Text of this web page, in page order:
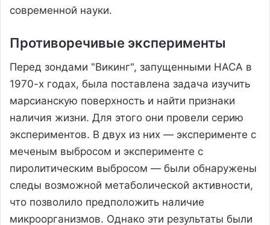
современной науки.
Противоречивые эксперименты
Перед зондами "Викинг", запущенными НАСА в
1970-х годах, была поставлена задача изучить
марсианскую поверхность и найти признаки
наличия жизни. Для этого они провели серию
экспериментов. В двух из них — эксперименте с
меченым выбросом и эксперименте с
пиролитическим выбросом — были обнаружены
следы возможной метаболической активности,
что позволило предположить наличие
микроорганизмов. Однако эти результаты были